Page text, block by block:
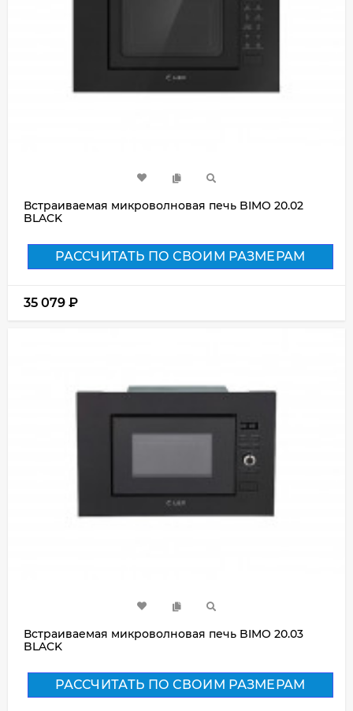
Встраиваемая микроволновая печь BIMO 20.02
BLACK
РАССЧИТАТЬ ПО СВОИМ РАЗМЕРАМ
35 079 ₽
Встраиваемая микроволновая печь BIMO 20.03
BLACK
РАССЧИТАТЬ ПО СВОИМ РАЗМЕРАМ